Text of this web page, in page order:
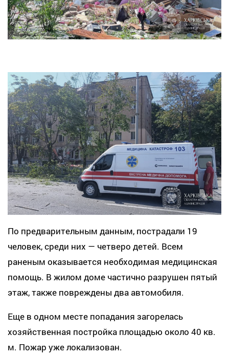
По предварительным данным, пострадали 19
человек, среди них — четверо детей. Всем
раненым оказывается необходимая медицинская
помощь. В жилом доме частично разрушен пятый
этаж, также повреждены два автомобиля.
Еще в одном месте попадания загорелась
хозяйственная постройка площадью около 40 кв.
м. Пожар уже локализован.